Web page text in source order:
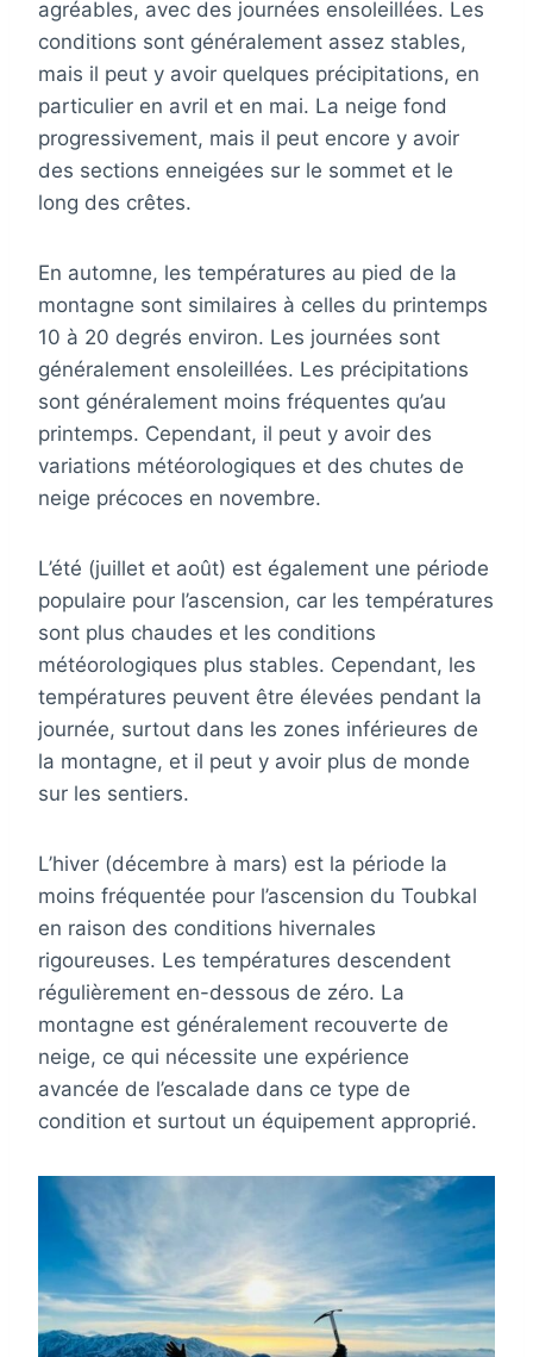
agréables, avec des journées ensoleillées. Les
conditions sont généralement assez stables,
mais il peut y avoir quelques précipitations, en
particulier en avril et en mai. La neige fond
progressivement, mais il peut encore y avoir
des sections enneigées sur le sommet et le
long des crêtes.
En automne, les températures au pied de la
montagne sont similaires à celles du printemps
10 à 20 degrés environ. Les journées sont
généralement ensoleillées. Les précipitations
sont généralement moins fréquentes qu’au
printemps. Cependant, il peut y avoir des
variations météorologiques et des chutes de
neige précoces en novembre.
L’été (juillet et août) est également une période
populaire pour l’ascension, car les températures
sont plus chaudes et les conditions
météorologiques plus stables. Cependant, les
températures peuvent être élevées pendant la
journée, surtout dans les zones inférieures de
la montagne, et il peut y avoir plus de monde
sur les sentiers.
L’hiver (décembre à mars) est la période la
moins fréquentée pour l’ascension du Toubkal
en raison des conditions hivernales
rigoureuses. Les températures descendent
régulièrement en-dessous de zéro. La
montagne est généralement recouverte de
neige, ce qui nécessite une expérience
avancée de l’escalade dans ce type de
condition et surtout un équipement approprié.